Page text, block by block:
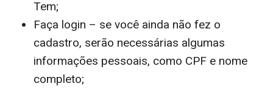
Tem;
Faça login – se você ainda não fez o
cadastro, serão necessárias algumas
informações pessoais, como CPF e nome
completo;